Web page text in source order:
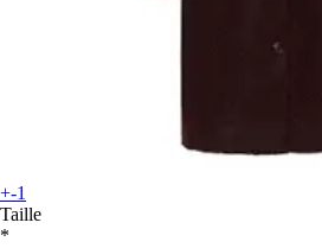
+-1
Taille
*